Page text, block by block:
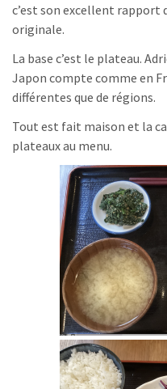
c’est son excellent rapport
originale.
La base c’est le plateau.
Japon compte comme en
différentes que de régions.
Tout est fait maison et la
plateaux au menu.